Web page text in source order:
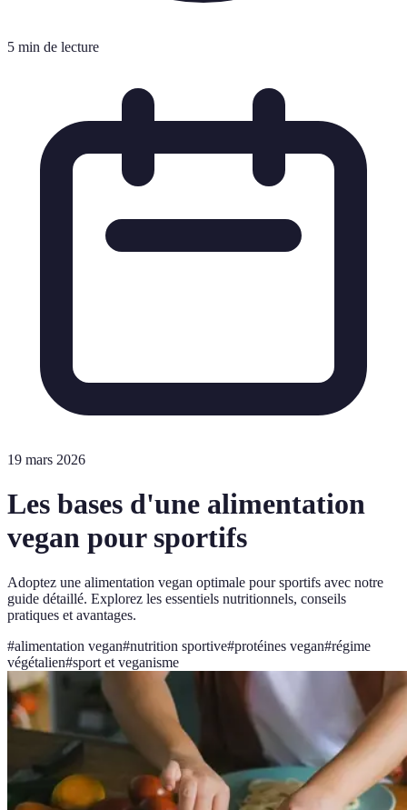
5 min de lecture
19 mars 2026
Les bases d'une alimentation
vegan pour sportifs
Adoptez une alimentation vegan optimale pour sportifs avec notre
guide détaillé. Explorez les essentiels nutritionnels, conseils
pratiques et avantages.
#alimentation vegan#nutrition sportive#protéines vegan#régime
végétalien#sport et veganisme